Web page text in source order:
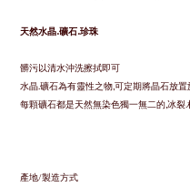
天然水晶.礦石.珍珠
髒污以清水沖洗擦拭即可
水晶.礦石為有靈性之物,可定期將晶石放
每顆礦石都是天然無染色獨一無二的,冰裂
產地/製造方式